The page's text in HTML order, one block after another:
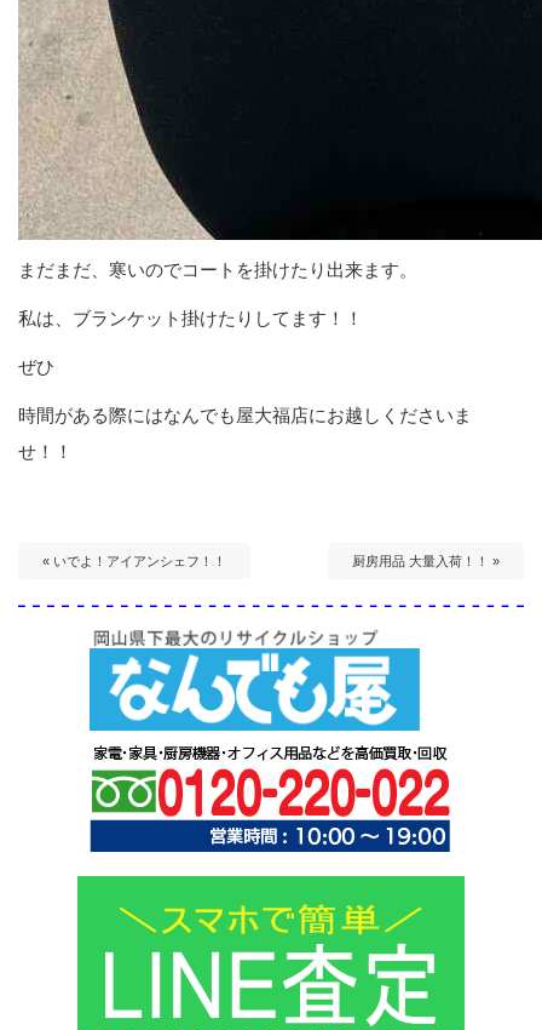
まだまだ、寒いのでコートを掛けたり出来ます。
私は、ブランケット掛けたりしてます！！
ぜひ
時間がある際にはなんでも屋大福店にお越しくださいま
せ！！
« いでよ！アイアンシェフ！！ 厨房用品 大量入荷！！ »